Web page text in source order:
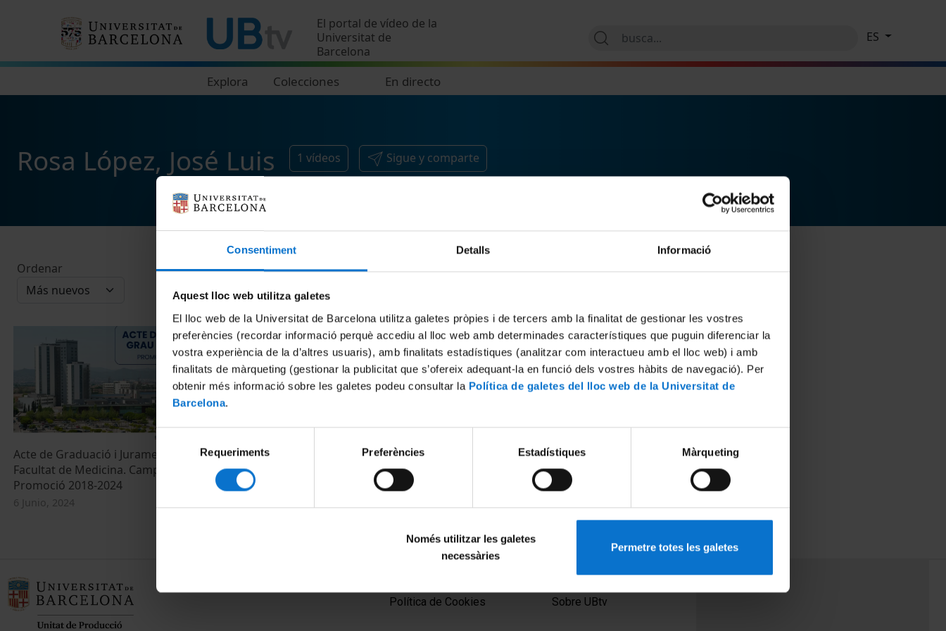
Consentiment Detalls Informació
Aquest lloc web utilitza galetes
El lloc web de la Universitat de Barcelona utilitza galetes pròpies i de tercers amb la finalitat de gestionar les vostres
preferències (recordar informació perquè accediu al lloc web amb determinades característiques que puguin diferenciar la
vostra experiència de la d’altres usuaris), amb finalitats estadístiques (analitzar com interactueu amb el lloc web) i amb
finalitats de màrqueting (gestionar la publicitat que s’ofereix adequant-la en funció dels vostres hàbits de navegació). Per
obtenir més informació sobre les galetes podeu consultar la Política de galetes del lloc web de la Universitat de
Barcelona.
Selecció
de
consentiment
Requeriments Preferències Estadístiques Màrqueting
Només utilitzar les galetes
necessàries
Permetre totes les galetes
El portal de vídeo de la
Universitat de
Barcelona
Explora Colecciones En directo
ES
Rosa López, José Luis 1 vídeos Sigue y comparte
Ordenar
Acte de Graduació i Jurament Hipocràtic.
Facultat de Medicina. Campus Bellvitge.
Promoció 2018-2024
6 Junio, 2024
Política de Cookies
PEU 2
Sobre UBtv
PEU 3